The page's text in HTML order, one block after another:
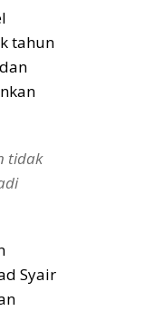
tahun
tidak
Syair